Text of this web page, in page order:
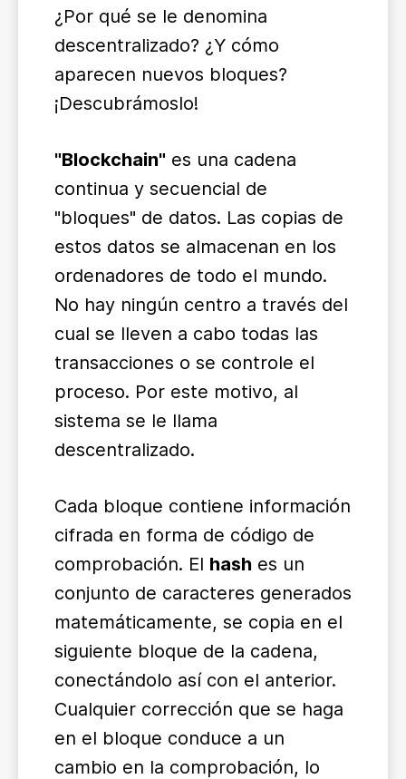
¿Por qué se le denomina
descentralizado? ¿Y cómo
aparecen nuevos bloques?
¡Descubrámoslo!
"Blockchain" es una cadena
continua y secuencial de
"bloques" de datos. Las copias de
estos datos se almacenan en los
ordenadores de todo el mundo.
No hay ningún centro a través del
cual se lleven a cabo todas las
transacciones o se controle el
proceso. Por este motivo, al
sistema se le llama
descentralizado.
Cada bloque contiene información
cifrada en forma de código de
comprobación. El hash es un
conjunto de caracteres generados
matemáticamente, se copia en el
siguiente bloque de la cadena,
conectándolo así con el anterior.
Cualquier corrección que se haga
en el bloque conduce a un
cambio en la comprobación, lo